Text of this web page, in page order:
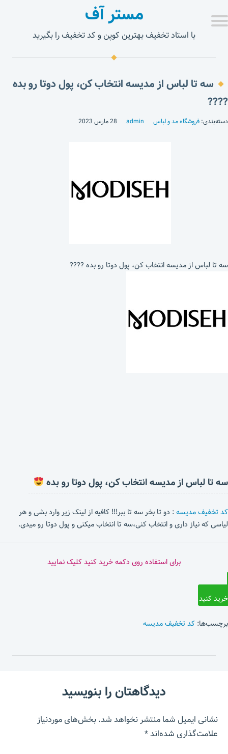
مستر آف
با استاد تخفیف بهترین کوپن و کد تخفیف را بگیرید
سه تا لباس از مدیسه انتخاب کن، پول دوتا رو بده
????
دسته‌بندی: فروشگاه مد و لباس admin 28 مارس 2023
سه تا لباس از مدیسه انتخاب کن، پول دوتا رو بده ????
سه تا لباس از مدیسه انتخاب کن، پول دوتا رو بده
کد تخفیف مدیسه: دو تا بخر سه تا ببر!!! کافیه از لینک زیر وارد بشی و هر
لیاسی که نیاز داری و انتخاب کنی،سه تا انتخاب میکنی و پول دوتا رو میدی.
برای استفاده روی دکمه خرید کنید کلیک نمایید
خرید کنید
برچسب‌ها: کد تخفیف مدیسه
دیدگاهتان را بنویسید
نشانی ایمیل شما منتشر نخواهد شد.بخش‌های موردنیاز
علامت‌گذاری شده‌اند*